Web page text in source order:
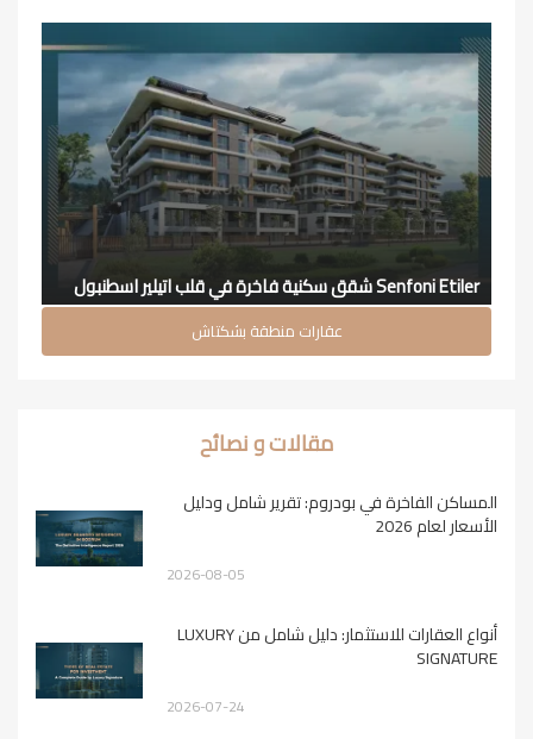
Senfoni Etiler شقق سكنية فاخرة في قلب اتيلير اسطنبول
عقارات منطقة بشكتاش
مقالات و نصائح
المساكن الفاخرة في بودروم: تقرير شامل ودليل
الأسعار لعام 2026
2026-08-05
أنواع العقارات للاستثمار: دليل شامل من LUXURY
SIGNATURE
2026-07-24